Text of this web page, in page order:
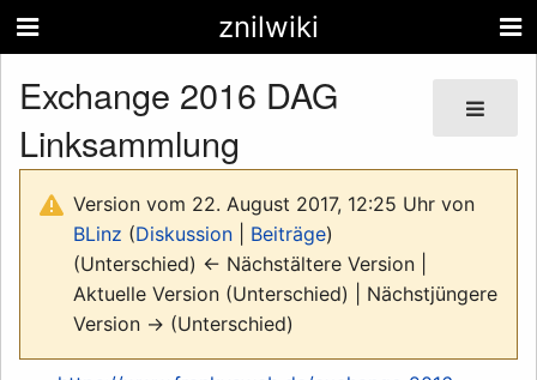
znilwiki
Exchange 2016 DAG
Linksammlung
Version vom 22. August 2017, 12:25 Uhr von
BLinz (Diskussion Beiträge)
(Unterschied) ← Nächstältere Version |
Aktuelle Version (Unterschied) | Nächstjüngere
Version → (Unterschied)